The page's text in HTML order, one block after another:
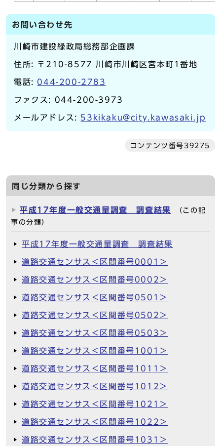
お問い合わせ先
川崎市建設緑政局総務部企画課
住所: 〒210-8577 川崎市川崎区宮本町1番地
電話: 044-200-2783
ファクス: 044-200-3973
メールアドレス: 53kikaku@city.kawasaki.jp
コンテンツ番号39275
同じ分類から探す
平成17年度一般交通量調査 調査結果
（この記
事の分類）
平成17年度一般交通量調査 調査結果
道路交通センサス＜区間番号0001＞
道路交通センサス＜区間番号0002＞
道路交通センサス＜区間番号0501＞
道路交通センサス＜区間番号0502＞
道路交通センサス＜区間番号0503＞
道路交通センサス＜区間番号1001＞
道路交通センサス＜区間番号1011＞
道路交通センサス＜区間番号1012＞
道路交通センサス＜区間番号1021＞
道路交通センサス＜区間番号1022＞
道路交通センサス＜区間番号1031＞